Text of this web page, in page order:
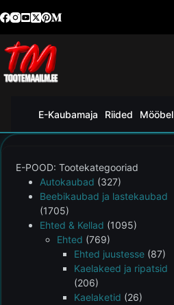
E-Kaubamaja Riided Mööbel
E-POOD: Tootekategooriad
Autokaubad (327)
Beebikaubad ja lastekaubad
(1705)
Ehted & Kellad (1095)
Ehted (769)
Ehted juustesse (87)
Kaelakeed ja ripatsid
(206)
Kaelaketid (26)